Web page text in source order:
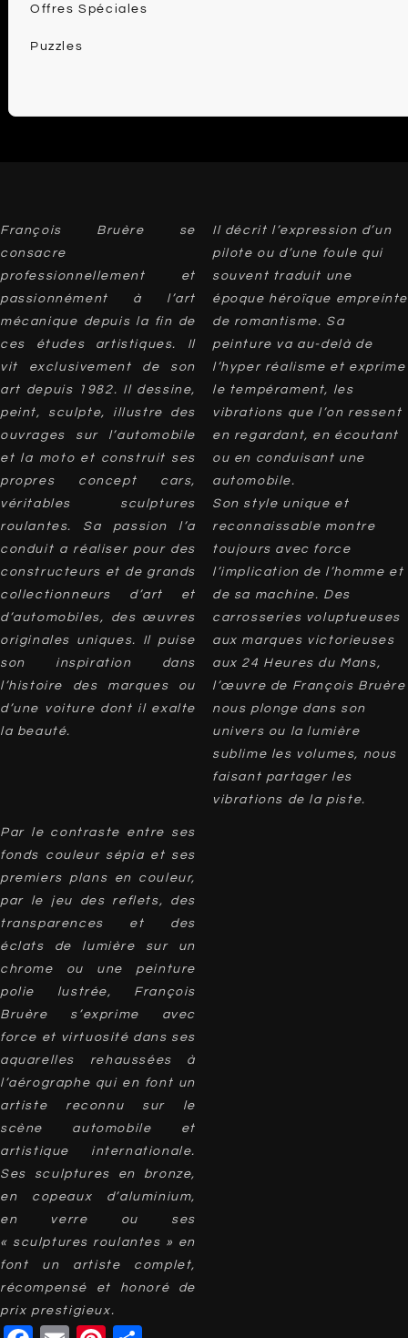
Offres Spéciales
Puzzles
François Bruère se
consacre
professionnellement et
passionnément à l’art
mécanique depuis la fin de
ces études artistiques. Il
vit exclusivement de son
art depuis 1982. Il dessine,
peint, sculpte, illustre des
ouvrages sur l’automobile
et la moto et construit ses
propres concept cars,
véritables sculptures
roulantes. Sa passion l’a
conduit a réaliser pour des
constructeurs et de grands
collectionneurs d’art et
d’automobiles, des œuvres
originales uniques. Il puise
son inspiration dans
l’histoire des marques ou
d’une voiture dont il exalte
la beauté.
Il décrit l’expression d’un
pilote ou d’une foule qui
souvent traduit une
époque héroïque empreinte
de romantisme. Sa
peinture va au-delà de
l’hyper réalisme et exprime
le tempérament, les
vibrations que l’on ressent
en regardant, en écoutant
ou en conduisant une
automobile.
Son style unique et
reconnaissable montre
toujours avec force
l’implication de l’homme et
de sa machine. Des
carrosseries voluptueuses
aux marques victorieuses
aux 24 Heures du Mans,
l’œuvre de François Bruère
nous plonge dans son
univers ou la lumière
sublime les volumes, nous
faisant partager les
vibrations de la piste.
Par le contraste entre ses
fonds couleur sépia et ses
premiers plans en couleur,
par le jeu des reflets, des
transparences et des
éclats de lumière sur un
chrome ou une peinture
polie lustrée, François
Bruère s’exprime avec
force et virtuosité dans ses
aquarelles rehaussées à
l’aérographe qui en font un
artiste reconnu sur le
scène automobile et
artistique internationale.
Ses sculptures en bronze,
en copeaux d’aluminium,
en verre ou ses
« sculptures roulantes » en
font un artiste complet,
récompensé et honoré de
prix prestigieux.